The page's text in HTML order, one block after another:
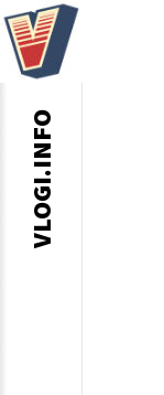
VLOGI.INFO